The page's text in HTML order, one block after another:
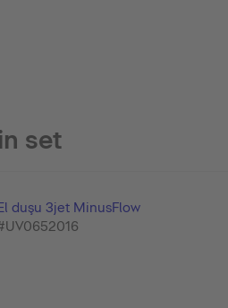
set
duşu 3jet MinusFlow